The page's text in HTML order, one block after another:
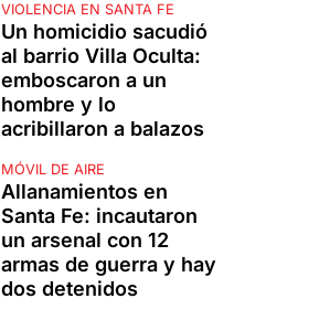
VIOLENCIA EN SANTA FE
Un homicidio sacudió
al barrio Villa Oculta:
emboscaron a un
hombre y lo
acribillaron a balazos
MÓVIL DE AIRE
Allanamientos en
Santa Fe: incautaron
un arsenal con 12
armas de guerra y hay
dos detenidos